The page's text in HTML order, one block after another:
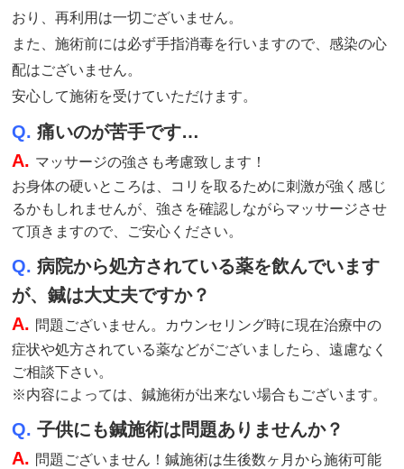
おり、再利用は一切ございません。
また、施術前には必ず手指消毒を行いますので、感染の心
配はございません。
安心して施術を受けていただけます。
Q.痛いのが苦手です…
A. マッサージの強さも考慮致します！
お身体の硬いところは、コリを取るために刺激が強く感じ
るかもしれませんが、強さを確認しながらマッサージさせ
て頂きますので、ご安心ください。
Q.病院から処方されている薬を飲んでいます
が、鍼は大丈夫ですか？
A. 問題ございません。カウンセリング時に現在治療中の
症状や処方されている薬などがございましたら、遠慮なく
ご相談下さい。
※内容によっては、鍼施術が出来ない場合もございます。
Q.子供にも鍼施術は問題ありませんか？
A. 問題ございません！鍼施術は生後数ヶ月から施術可能